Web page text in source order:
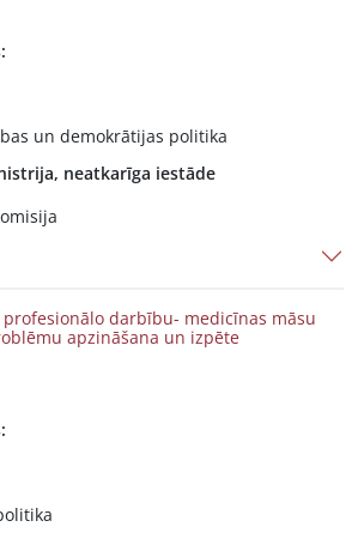
un demokrātijas politika
neatkarīga iestāde
darbību- medicīnas māsu
apzināšana un izpēte